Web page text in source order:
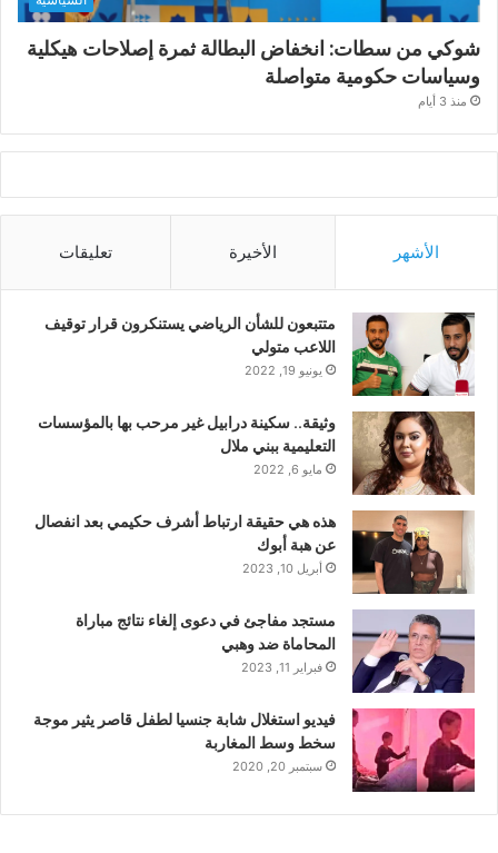
شوكي من سطات: انخفاض البطالة ثمرة إصلاحات هيكلية
وسياسات حكومية متواصلة
منذ 3 أيام
الأشهر الأخيرة تعليقات
متتبعون للشأن الرياضي يستنكرون قرار توقيف
اللاعب متولي
يونيو 19, 2022
وثيقة.. سكينة درابيل غير مرحب بها بالمؤسسات
التعليمية ببني ملال
مايو 6, 2022
هذه هي حقيقة ارتباط أشرف حكيمي بعد انفصال
عن هبة أبوك
أبريل 10, 2023
مستجد مفاجئ في دعوى إلغاء نتائج مباراة
المحاماة ضد وهبي
فبراير 11, 2023
فيديو استغلال شابة جنسيا لطفل قاصر يثير موجة
سخط وسط المغاربة
سبتمبر 20, 2020